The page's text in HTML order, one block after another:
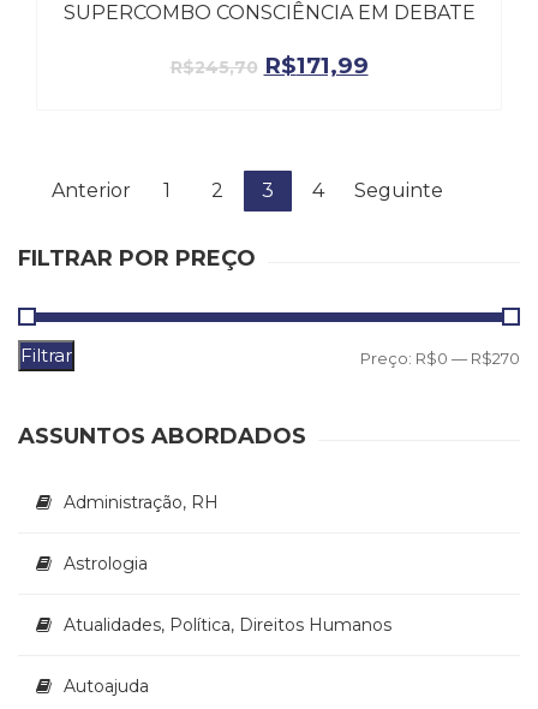
SUPERCOMBO CONSCIÊNCIA EM DEBATE
R$245,70 R$171,99
Anterior 1 2 3 4 Seguinte
FILTRAR POR PREÇO
Filtrar Preço: R$0 — R$270
ASSUNTOS ABORDADOS
Administração, RH
Astrologia
Atualidades, Política, Direitos Humanos
Autoajuda